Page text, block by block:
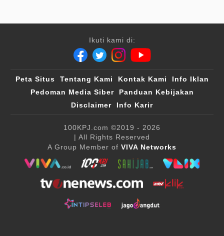
Ikuti kami di:
Peta Situs Tentang Kami Kontak Kami
Info Iklan
Pedoman Media Siber
Panduan Kebijakan
Disclaimer
Info Karir
100KPJ.com ©2019 - 2026
| All Rights Reserved
A Group Member of VIVA Networks